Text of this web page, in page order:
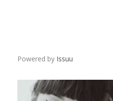
Powered by Issuu